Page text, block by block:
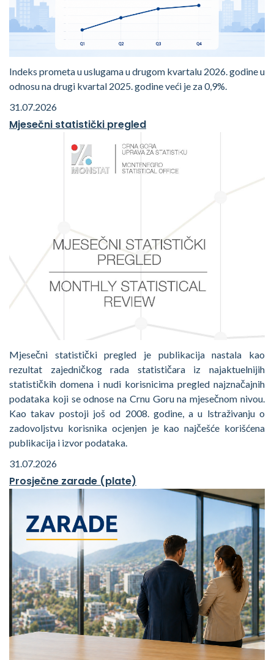
Indeks prometa u uslugama u drugom kvartalu 2026. godine u
odnosu na drugi kvartal 2025. godine veći je za 0,9%.
31.07.2026
Mjesečni statistički pregled
Mjesečni statistički pregled je publikacija nastala kao
rezultat zajedničkog rada statističara iz najaktuelnijih
statističkih domena i nudi korisnicima pregled najznačajnih
podataka koji se odnose na Crnu Goru na mjesečnom nivou.
Kao takav postoji još od 2008. godine, a u lstraživanju o
zadovoljstvu korisnika ocjenjen je kao najčešće korišćena
publikacija i izvor podataka.
31.07.2026
Prosječne zarade (plate)